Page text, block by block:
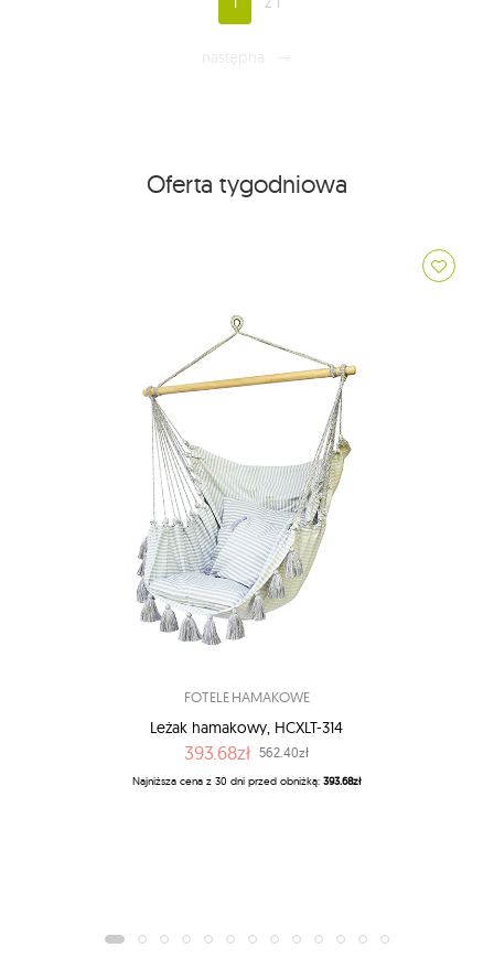
Oferta tygodniowa
FOTELE HAMAKOWE
Leżak hamakowy, HCXLT-314
393.68zł 562.40zł
Najniższa cena z 30 dni przed obniżką: 393.68zł